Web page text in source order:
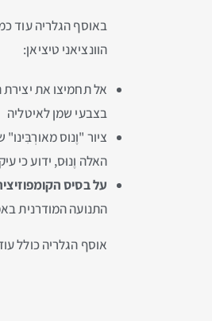
באוסף הגלריה עוד
הוונציאני טיציאן:
בצבעי שמן לאיטליה
ציור "וֶנוס
האלה וֶנוּס, ידוע כי
על בסיס
התנועה המודרנית
אוסף הגלריה כולל